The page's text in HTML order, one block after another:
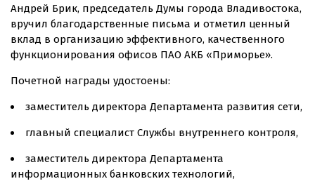
Андрей Брик, председатель Думы города Владивостока,
вручил благодарственные письма и отметил ценный
вклад в организацию эффективного, качественного
функционирования офисов ПАО АКБ «Приморье».
Почетной награды удостоены:
заместитель директора Департамента развития сети,
главный специалист Службы внутреннего контроля,
заместитель директора Департамента
информационных банковских технологий,